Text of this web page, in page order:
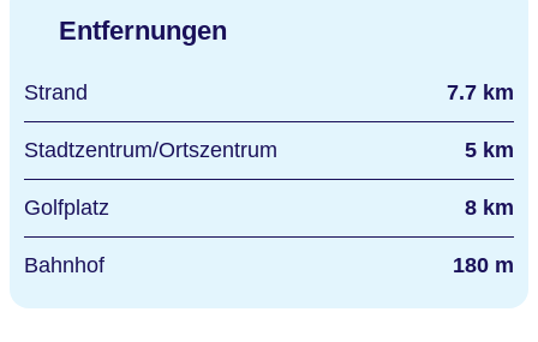
Entfernungen
Strand 7.7 km
Stadtzentrum/Ortszentrum 5 km
Golfplatz 8 km
Bahnhof 180 m